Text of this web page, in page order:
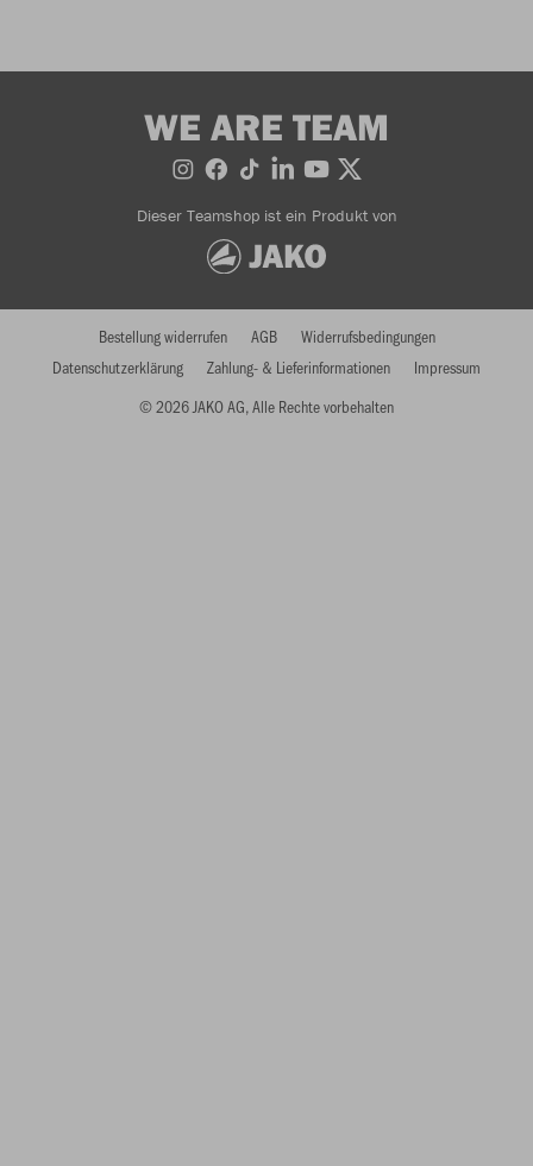
WE ARE TEAM
Dieser Teamshop ist ein Produkt von
© 2026 JAKO AG, Alle Rechte vorbehalten
Bestellung widerrufen AGB
Widerrufsbedingungen
Datenschutzerklärung
Zahlung- & Lieferinformationen Impressum